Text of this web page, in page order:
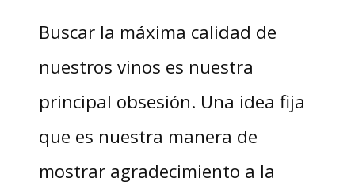
Buscar la máxima calidad de
nuestros vinos es nuestra
principal obsesión. Una idea fija
que es nuestra manera de
mostrar agradecimiento a la